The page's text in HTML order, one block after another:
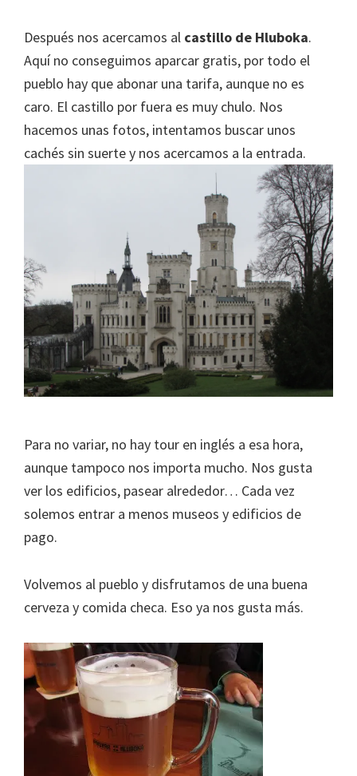
Después nos acercamos al castillo de Hluboka.
Aquí no conseguimos aparcar gratis, por todo el
pueblo hay que abonar una tarifa, aunque no es
caro. El castillo por fuera es muy chulo. Nos
hacemos unas fotos, intentamos buscar unos
cachés sin suerte y nos acercamos a la entrada.
Para no variar, no hay tour en inglés a esa hora,
aunque tampoco nos importa mucho. Nos gusta
ver los edificios, pasear alrededor… Cada vez
solemos entrar a menos museos y edificios de
pago.
Volvemos al pueblo y disfrutamos de una buena
cerveza y comida checa. Eso ya nos gusta más.